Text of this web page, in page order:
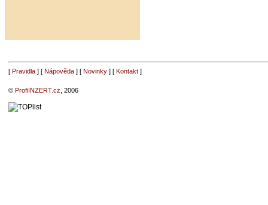
[ Pravidla] [ Nápověda] [ Novinky] [ Kontakt]
© ProfiINZERT.cz , 2006